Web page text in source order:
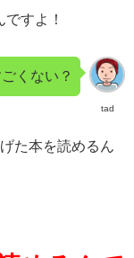
すよ！
tad
くない？
た本を読めるん